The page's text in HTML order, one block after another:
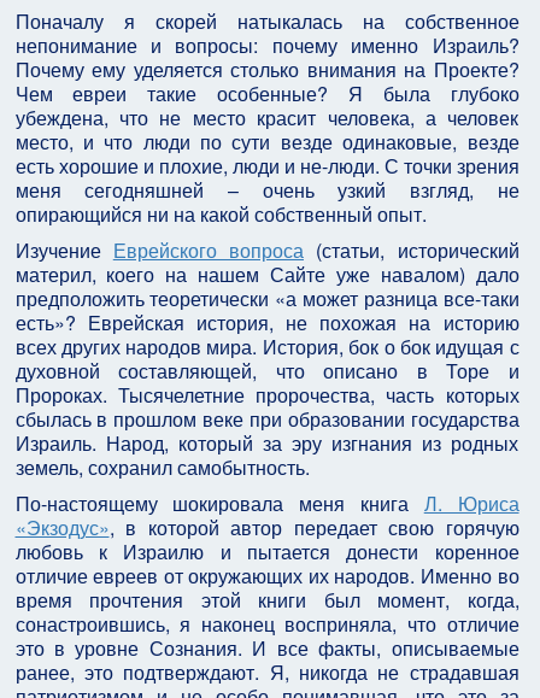
Поначалу я скорей натыкалась на собственное
непонимание и вопросы: почему именно Израиль?
Почему ему уделяется столько внимания на Проекте?
Чем евреи такие особенные? Я была глубоко
убеждена, что не место красит человека, а человек
место, и что люди по сути везде одинаковые, везде
есть хорошие и плохие, люди и не-люди. С точки зрения
меня сегодняшней – очень узкий взгляд, не
опирающийся ни на какой собственный опыт.
Изучение Еврейского вопроса (статьи, исторический
материл, коего на нашем Сайте уже навалом) дало
предположить теоретически «а может разница все-таки
есть»? Еврейская история, не похожая на историю
всех других народов мира. История, бок о бок идущая с
духовной составляющей, что описано в Торе и
Пророках. Тысячелетние пророчества, часть которых
сбылась в прошлом веке при образовании государства
Израиль. Народ, который за эру изгнания из родных
земель, сохранил самобытность.
По-настоящему шокировала меня книга Л. Юриса
«Экзодус», в которой автор передает свою горячую
любовь к Израилю и пытается донести коренное
отличие евреев от окружающих их народов. Именно во
время прочтения этой книги был момент, когда,
сонастроившись, я наконец восприняла, что отличие
это в уровне Сознания. И все факты, описываемые
ранее, это подтверждают. Я, никогда не страдавшая